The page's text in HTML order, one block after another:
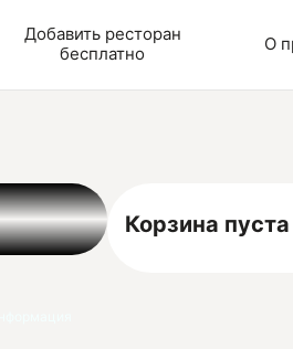
Добавить ресторан
бесплатно
О
Корзина пуста